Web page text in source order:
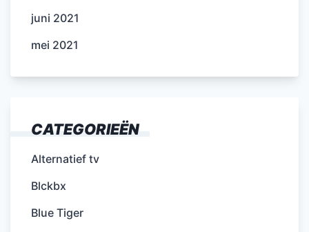
juni 2021
mei 2021
CATEGORIEËN
Alternatief tv
Blckbx
Blue Tiger